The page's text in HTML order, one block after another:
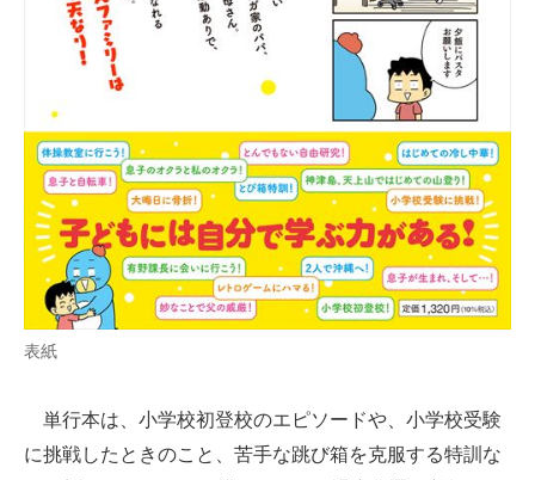
表紙
単行本は、小学校初登校のエピソードや、小学校受験
に挑戦したときのこと、苦手な跳び箱を克服する特訓な